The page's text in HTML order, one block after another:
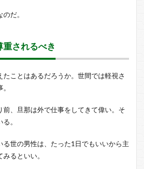
だ。
されるべき
たことはあるだろうか。世間では軽視さ
前、旦那は外で仕事をしてきて偉い。そ
。
る世の男性は、たった1日でもいいから主
るといい。